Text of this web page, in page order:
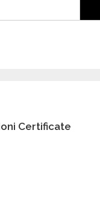
Certificate